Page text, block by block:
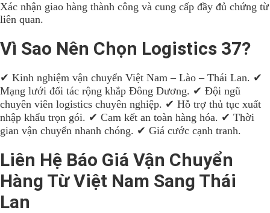
Xác nhận giao hàng thành công và cung cấp đầy đủ chứng từ
liên quan.
Vì Sao Nên Chọn Logistics 37?
✔ Kinh nghiệm vận chuyển Việt Nam – Lào – Thái Lan. ✔
Mạng lưới đối tác rộng khắp Đông Dương. ✔ Đội ngũ
chuyên viên logistics chuyên nghiệp. ✔ Hỗ trợ thủ tục xuất
nhập khẩu trọn gói. ✔ Cam kết an toàn hàng hóa. ✔ Thời
gian vận chuyển nhanh chóng. ✔ Giá cước cạnh tranh.
Liên Hệ Báo Giá Vận Chuyển
Hàng Từ Việt Nam Sang Thái
Lan